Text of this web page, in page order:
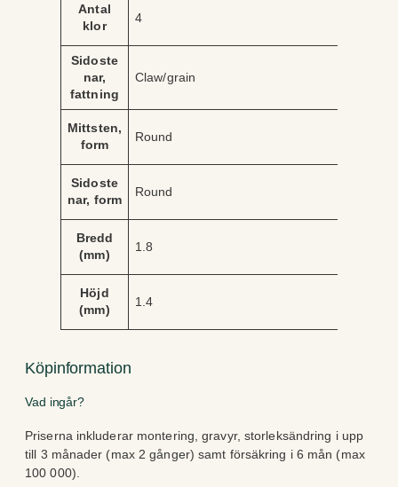
Antal
klor
4
Sidoste
nar,
fattning
Claw/grain
Mittsten,
form
Round
Sidoste
nar, form
Round
Bredd
(mm)
1.8
Höjd
(mm)
1.4
Köpinformation
Vad ingår?
Priserna inkluderar montering, gravyr, storleksändring i upp
till 3 månader (max 2 gånger) samt försäkring i 6 mån (max
100 000).